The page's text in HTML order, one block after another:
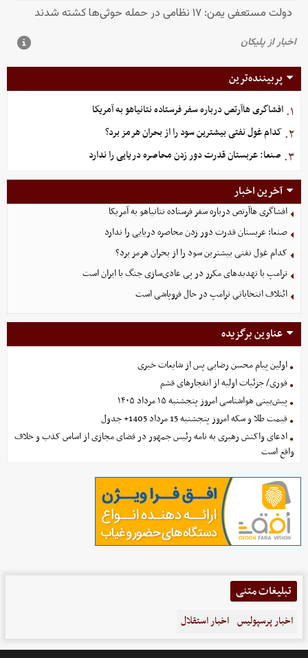
پربیننده‌ترین
۱. افشاگری هاآرتص درباره سفر فرستاده نتانیاهو به آمریکا
۲. کدام غول نفتی بیشترین سود را از بحران هرمز برد؟
۳. صنعا: عربستان قدرت دور زدن محاصره دریایی را ندارد
آخرین اخبار
افشاگری هاآرتص درباره سفر فرستاده نتانیاهو به آمریکا
صنعا: عربستان قدرت دور زدن محاصره دریایی را ندارد
کدام غول نفتی بیشترین سود را از بحران هرمز برد؟
ترامپ با تهدیدهای مکرر در پی عادی‌سازی جنگ با ایران است
ائتلاف انتخاباتی ترامپ در حال فروپاشی است
عناوین برگزیده
اولین پیام محسن رضایی پس از شایعات خبری
فوری/ جزئیات اولیه از انفجارهای قشم
پیش‌بینی هواشناسی امروز پنجشنبه ۱۵ مرداد ۱۴۰۵
قیمت طلا و سکه امروز پنجشنبه 15 مرداد 1405+ جدول
ادعای واکنش رهبری به نامه رئیس جمهور در فضای مجازی از اساس کذب و خلاف
واقع است
تبلیغات متنی
اخبار پرسپولیس اخبار استقلال